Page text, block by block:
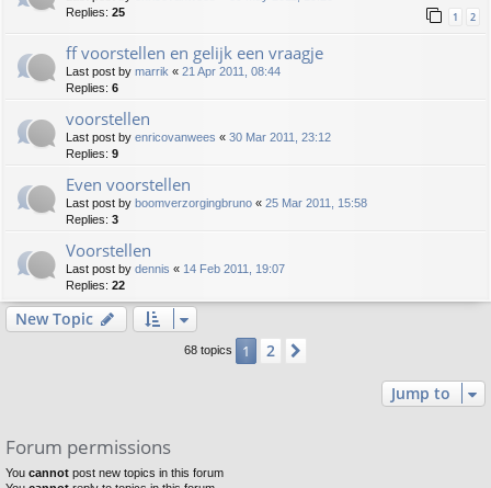
Replies: 25 1 2
ff voorstellen en gelijk een vraagje
Last post by marrik « 21 Apr 2011, 08:44
Replies: 6
voorstellen
Last post by enricovanwees « 30 Mar 2011, 23:12
Replies: 9
Even voorstellen
Last post by boomverzorgingbruno « 25 Mar 2011, 15:58
Replies: 3
Voorstellen
Last post by dennis « 14 Feb 2011, 19:07
Replies: 22
New Topic
68 topics 1 2
Jump to
Forum permissions
You cannot post new topics in this forum